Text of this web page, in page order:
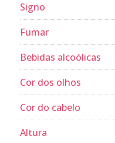
Signo
Fumar
Bebidas alcoólicas
Cor dos olhos
Cor do cabelo
Altura